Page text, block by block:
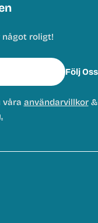
något roligt!
Följ Oss
våra användarvillkor&